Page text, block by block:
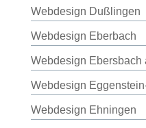
Webdesign Dußlingen
Webdesign Eberbach
Webdesign Ebersbach
Webdesign
Webdesign Ehningen